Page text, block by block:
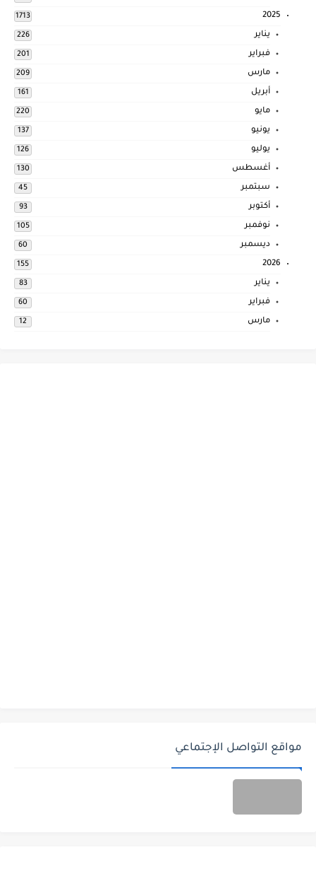
2025
1713
يناير 226
فبراير 201
مارس 209
أبريل 161
مايو 220
يونيو 137
يوليو 126
أغسطس 130
سبتمبر 45
أكتوبر 93
نوفمبر 105
ديسمبر 60
2026
155
يناير 83
فبراير 60
مارس 12
مواقع التواصل الإجتماعي